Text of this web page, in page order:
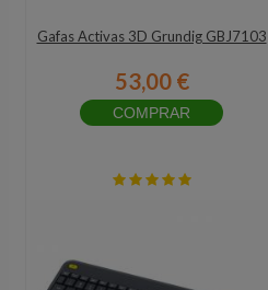
Gafas Activas 3D Grundig GBJ7103
53,00 €
COMPRAR